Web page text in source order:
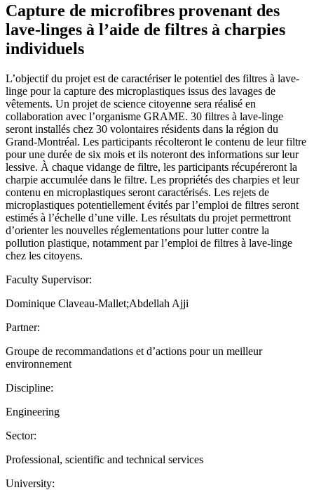
Capture de microfibres provenant des
lave-linges à l’aide de filtres à charpies
individuels
L’objectif du projet est de caractériser le potentiel des filtres à lave-
linge pour la capture des microplastiques issus des lavages de
vêtements. Un projet de science citoyenne sera réalisé en
collaboration avec l’organisme GRAME. 30 filtres à lave-linge
seront installés chez 30 volontaires résidents dans la région du
Grand-Montréal. Les participants récolteront le contenu de leur filtre
pour une durée de six mois et ils noteront des informations sur leur
lessive. À chaque vidange de filtre, les participants récupéreront la
charpie accumulée dans le filtre. Les propriétés des charpies et leur
contenu en microplastiques seront caractérisés. Les rejets de
microplastiques potentiellement évités par l’emploi de filtres seront
estimés à l’échelle d’une ville. Les résultats du projet permettront
d’orienter les nouvelles réglementations pour lutter contre la
pollution plastique, notamment par l’emploi de filtres à lave-linge
chez les citoyens.
Faculty Supervisor:
Dominique Claveau-Mallet;Abdellah Ajji
Partner:
Groupe de recommandations et d’actions pour un meilleur
environnement
Discipline:
Engineering
Sector:
Professional, scientific and technical services
University: